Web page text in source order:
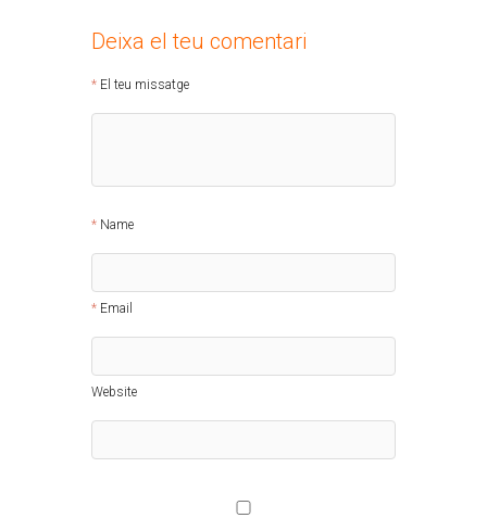
Deixa el teu comentari
El teu missatge
Name
Email
Website